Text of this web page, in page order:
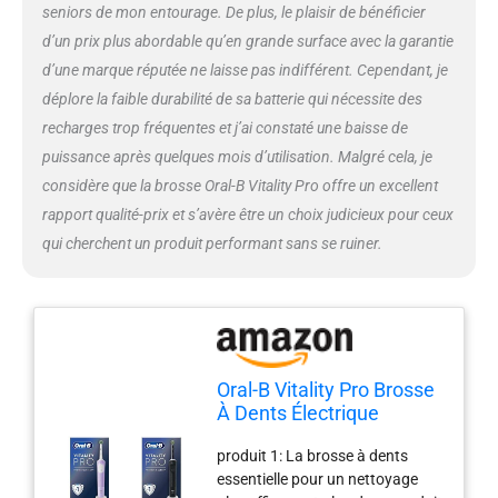
dent pour un nettoyage en
profondeur tout en étant douce
pour les gencives
seniors de mon entourage. De plus, le plaisir de bénéficier
d’un prix plus abordable qu’en grande surface avec la garantie
d’une marque réputée ne laisse pas indifférent. Cependant, je
déplore la faible durabilité de sa batterie qui nécessite des
recharges trop fréquentes et j’ai constaté une baisse de
puissance après quelques mois d’utilisation. Malgré cela, je
considère que la brosse Oral-B Vitality Pro offre un excellent
rapport qualité-prix et s’avère être un choix judicieux pour ceux
qui cherchent un produit performant sans se ruiner.
Oral-B Vitality Pro Brosse
À Dents Électrique
Vitality Pro Brosse À
Dents Électrique Noire, 1
produit 1: La brosse à dents
essentielle pour un nettoyage